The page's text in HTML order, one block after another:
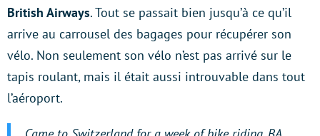
British Airways. Tout se passait bien jusqu’à ce qu’il
arrive au carrousel des bagages pour récupérer son
vélo. Non seulement son vélo n’est pas arrivé sur le
tapis roulant, mais il était aussi introuvable dans tout
l’aéroport.